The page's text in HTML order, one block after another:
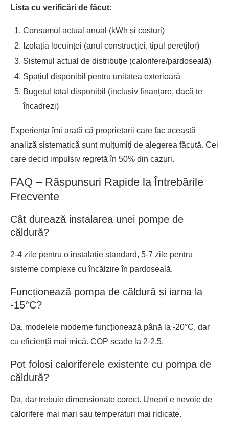
Lista cu verificări de făcut:
Consumul actual anual (kWh și costuri)
Izolația locuinței (anul construcției, tipul pereților)
Sistemul actual de distribuție (calorifere/pardoseală)
Spațiul disponibil pentru unitatea exterioară
Bugetul total disponibil (inclusiv finanțare, dacă te
încadrezi)
Experiența îmi arată că proprietarii care fac această
analiză sistematică sunt mulțumiți de alegerea făcută. Cei
care decid impulsiv regretă în 50% din cazuri.
FAQ – Răspunsuri Rapide la Întrebările
Frecvente
Cât durează instalarea unei pompe de
căldură?
2-4 zile pentru o instalație standard, 5-7 zile pentru
sisteme complexe cu încălzire în pardoseală.
Funcționează pompa de căldură și iarna la
-15°C?
Da, modelele moderne funcționează până la -20°C, dar
cu eficiență mai mică. COP scade la 2-2,5.
Pot folosi caloriferele existente cu pompa de
căldură?
Da, dar trebuie dimensionate corect. Uneori e nevoie de
calorifere mai mari sau temperaturi mai ridicate.